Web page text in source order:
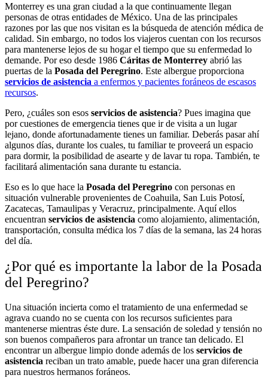
Monterrey es una gran ciudad a la que continuamente llegan
personas de otras entidades de México. Una de las principales
razones por las que nos visitan es la búsqueda de atención médica de
calidad. Sin embargo, no todos los viajeros cuentan con los recursos
para mantenerse lejos de su hogar el tiempo que su enfermedad lo
demande. Por eso desde 1986 Cáritas de Monterrey abrió las
puertas de la Posada del Peregrino. Este albergue proporciona
servicios de asistencia a enfermos y pacientes foráneos de escasos
recursos.
Pero, ¿cuáles son esos servicios de asistencia? Pues imagina que
por cuestiones de emergencia tienes que ir de visita a un lugar
lejano, donde afortunadamente tienes un familiar. Deberás pasar ahí
algunos días, durante los cuales, tu familiar te proveerá un espacio
para dormir, la posibilidad de asearte y de lavar tu ropa. También, te
facilitará alimentación sana durante tu estancia.
Eso es lo que hace la Posada del Peregrino con personas en
situación vulnerable provenientes de Coahuila, San Luis Potosí,
Zacatecas, Tamaulipas y Veracruz, principalmente. Aquí ellos
encuentran servicios de asistencia como alojamiento, alimentación,
transportación, consulta médica los 7 días de la semana, las 24 horas
del día.
¿Por qué es importante la labor de la Posada
del Peregrino?
Una situación incierta como el tratamiento de una enfermedad se
agrava cuando no se cuenta con los recursos suficientes para
mantenerse mientras éste dure. La sensación de soledad y tensión no
son buenos compañeros para afrontar un trance tan delicado. El
encontrar un albergue limpio donde además de los servicios de
asistencia reciban un trato amable, puede hacer una gran diferencia
para nuestros hermanos foráneos.